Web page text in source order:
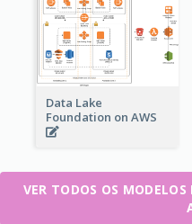
Data Lake
Foundation on AWS
VER TODOS OS